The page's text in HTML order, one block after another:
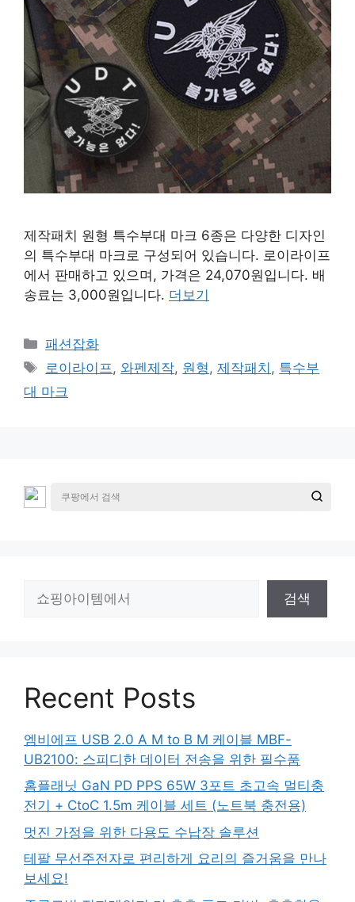
제작패치 원형 특수부대 마크 6종은 다양한 디자인
의 특수부대 마크로 구성되어 있습니다. 로이라이프
에서 판매하고 있으며, 가격은 24,070원입니다. 배
송료는 3,000원입니다. 더보기
카
테
리
패션잡화
태
그
로이라이프 , 와펜제작, 원형 ,제작패치 , 특수부
대 마크
검색
Recent Posts
엠비에프 USB 2.0 A M to B M 케이블 MBF-
UB2100: 스피디한 데이터 전송을 위한 필수품
홈플래닛 GaN PD PPS 65W 3포트 초고속 멀티충
전기 + CtoC 1.5m 케이블 세트 (노트북 충전용)
멋진 가정을 위한 다용도 수납장 솔루션
테팔 무선주전자로 편리하게 요리의 즐거움을 만나
보세요!